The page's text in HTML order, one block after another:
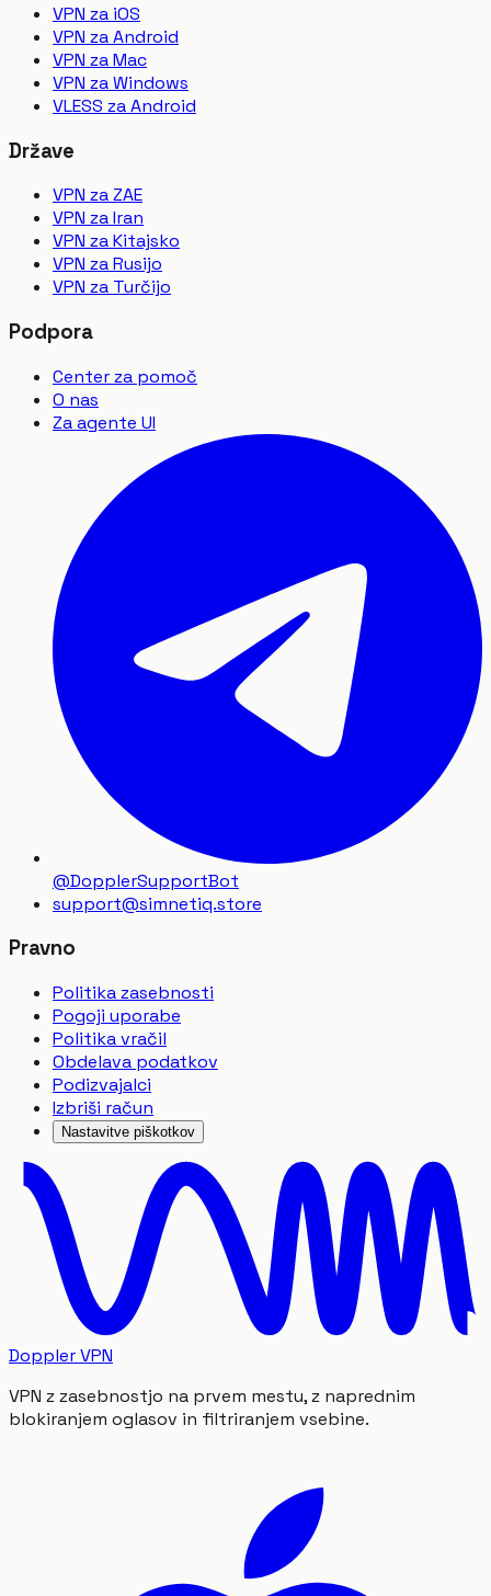
VPN za iOS
VPN za Android
VPN za Mac
VPN za Windows
VLESS za Android
Države
VPN za ZAE
VPN za Iran
VPN za Kitajsko
VPN za Rusijo
VPN za Turčijo
Podpora
Center za pomoč
O nas
Za agente UI
@DopplerSupportBot
support@simnetiq.store
Pravno
Politika zasebnosti
Pogoji uporabe
Politika vračil
Obdelava podatkov
Podizvajalci
Izbriši račun
Nastavitve piškotkov
Doppler VPN
VPN z zasebnostjo na prvem mestu, z naprednim
blokiranjem oglasov in filtriranjem vsebine.